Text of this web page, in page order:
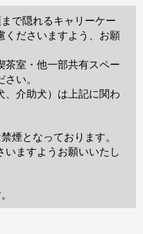
で隠れるキャリーケー
くださいますよう、お願
茶室・他一部共有スペー
い。
、介助犬）は上記に関わ
煙となっております。
いますようお願いいたし